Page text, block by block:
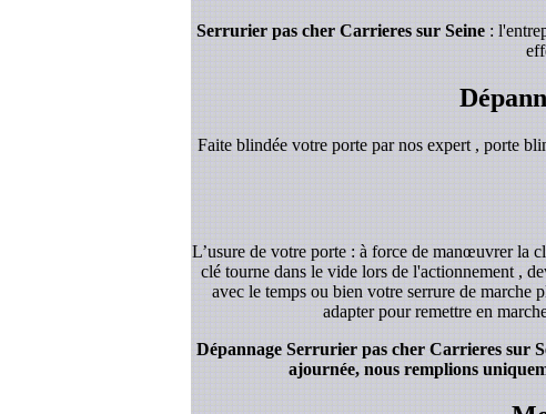
Serrurier pas cher Carrieres sur Seine:
Faite blindée votre porte par nos expert , porte
L’usure de votre porte : à force de manœuvrer la
clé tourne dans le vide lors de l'actionnement ,
avec le temps ou bien votre serrure de marche
adapter pour remettre en
Dépannage Serrurier pas cher Carrieres sur
ajournée, nous remplions